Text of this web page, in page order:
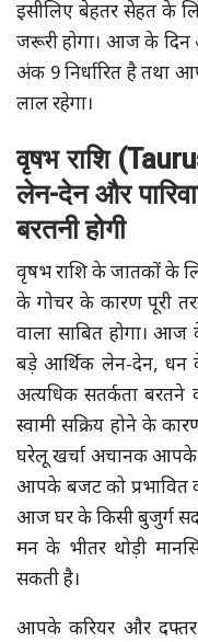
इसीलिए बेहतर सेहत के
जरूरी होगा। आज के
अंक 9 निर्धारित है तथा
लाल रहेगा।
वृषभ राशि
लेन-देन और
बरतनी होगी
वृषभ राशि के जातकों के
के गोचर के कारण पूरी
वाला साबित होगा।
बड़े आर्थिक लेन-देन, धन
अत्यधिक सतर्कता
स्वामी सक्रिय होने के
घरेलू खर्चा अचानक
आपके बजट को प्रभावित
आज घर के किसी बुजुर्ग
मन के भीतर थोड़ी
सकती है।
आपके करियर और दफ्तर